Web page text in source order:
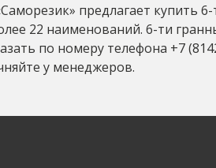
предлагает купить
22 наименований. 6-ти
по номеру телефона +7
у менеджеров.